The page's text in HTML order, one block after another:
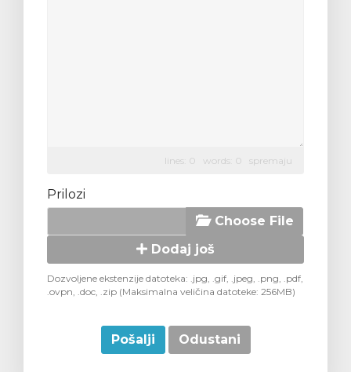
lines: 0 words: 0 spremaju
Prilozi
Choose File
Dodaj još
Dozvoljene ekstenzije datoteka: .jpg, .gif, .jpeg, .png, .pdf,
.ovpn, .doc, .zip (Maksimalna veličina datoteke: 256MB)
Odustani